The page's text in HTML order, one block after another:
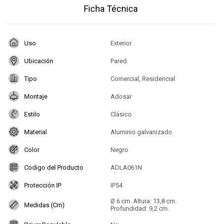
Ficha Técnica
Uso Exterior
Ubicación Pared
Tipo Comercial, Residencial
Montaje Adosar
Estilo Clásico
Material Aluminio galvanizado
Color Negro
Codigo del Producto ADLA061N
Protección IP IP54
Medidas (Cm)
Ø 6 cm. Altura: 13,8 cm.
Profundidad: 9,2 cm.